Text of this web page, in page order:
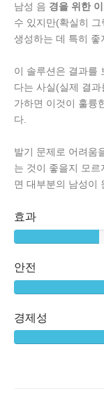
남성 음 경을 위한
수 있지만(확실히
생성하는 데 특히 좋
이 솔루션은 결과를
다는 사실(실제 결
가하면 이것이 훌륭
다.
발기 문제로 어려움
는 것이 좋을지 모
면 대부분의 남성이
효과
안전
경제성